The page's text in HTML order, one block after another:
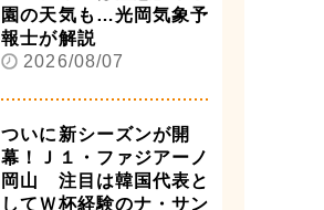
園の天気も…光岡気象予
報士が解説
2026/08/07
ついに新シーズンが開
幕！Ｊ１・ファジアーノ
岡山 注目は韓国代表と
してＷ杯経験のナ・サン